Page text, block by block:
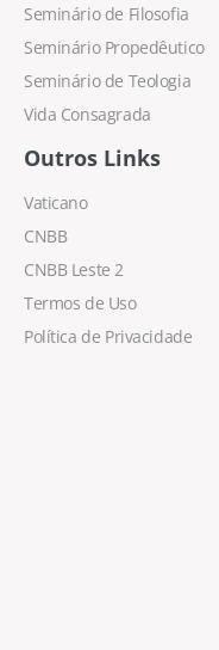
Seminário de Filosofia
Seminário Propedêutico
Seminário de Teologia
Vida Consagrada
Outros Links
Vaticano
CNBB
CNBB Leste 2
Termos de Uso
Política de Privacidade